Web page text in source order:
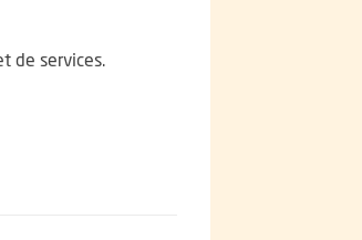
de services.